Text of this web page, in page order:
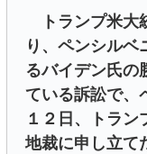
トランプ米大
り、ペンシルベ
るバイデン氏の
ている訴訟で、
１２日、トラン
地裁に申し立て